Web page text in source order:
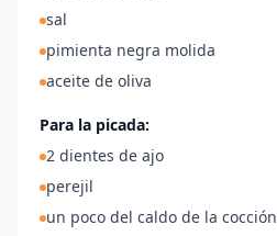
sal
pimienta negra molida
aceite de oliva
Para la picada:
2 dientes de ajo
perejil
un poco del caldo de la cocción